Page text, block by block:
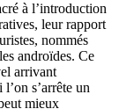
à l’introduction
leur rapport
nommés
androïdes. Ce
arrivant
s’arrête un
mieux